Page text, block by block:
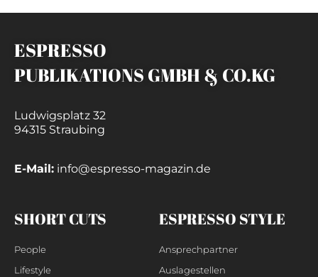
ESPRESSO
PUBLIKATIONS GMBH & CO.KG
Ludwigsplatz 32
94315 Straubing
E-Mail: info@espresso-magazin.de
SHORT CUTS
People
Lifestyle
ESPRESSO STYLE
Ansprechpartner
Auslagestellen